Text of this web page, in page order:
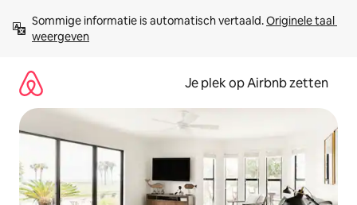
direct
naar
Sommige informatie is automatisch vertaald. Originele taal
weergeven
Je plek op Airbnb zetten